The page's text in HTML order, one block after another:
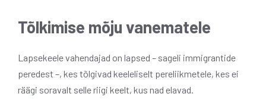
Tõlkimise mõju vanematele
Lapsekeele vahendajad on lapsed – sageli immigrantide
peredest –, kes tõlgivad keeleliselt pereliikmetele, kes ei
räägi soravalt selle riigi keelt, kus nad elavad.